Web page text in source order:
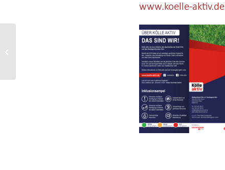
www.koelle-aktiv.de